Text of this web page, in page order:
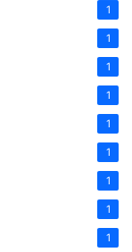
1
1
1
1
1
1
1
1
1